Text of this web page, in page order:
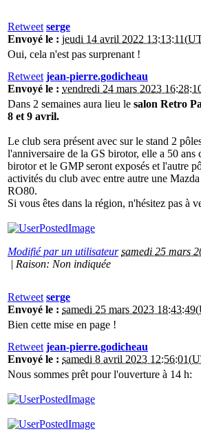
Retweet serge
Envoyé le : jeudi 14 avril 2022
Oui, cela n'est pas surprenant !
Retweet jean-pierre.godicheau
Envoyé le : vendredi 24 mars 2023
Dans 2 semaines aura lieu le salon Retro
8 et 9 avril.
Le club sera présent avec sur le stand 2
l'anniversaire de la GS birotor, elle a 50 ans
birotor et le GMP seront exposés et l'autre
activités du club avec entre autre une
RO80.
Si vous êtes dans la région, n'hésitez pas à
Modifié par un utilisateur samedi 25 mars
| Raison: Non indiquée
Retweet serge
Envoyé le : samedi 25 mars 2023
Bien cette mise en page !
Retweet jean-pierre.godicheau
Envoyé le : samedi 8 avril 2023
Nous sommes prêt pour l'ouverture à 14 h: